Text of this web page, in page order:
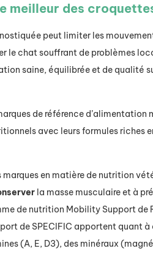
meilleur des
peut limiter les
le chat souffrant de problèmes
saine, équilibrée et de qualité
de référence
avec leurs formules
marques en matière de nutrition
la masse musculaire et à
de nutrition Mobility Support
de SPECIFIC apportent quant
(A, E, D3), des minéraux